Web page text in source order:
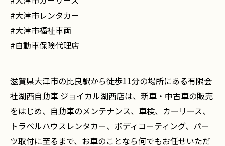
#大津市レンタカー
#大津市福祉車両
#自動車保険代理店
滋賀県大津市の比良駅から徒歩11分の場所にある有限会
社湖西自動車 ジョイカル湖西店は、新車・中古車の販売
をはじめ、自動車のメンテナンス、車検、カーリース、
トラベルハウスレンタカー、ボディコーティング、パー
ツ取付に至るまで、お車のことなら何でもお任せいただ